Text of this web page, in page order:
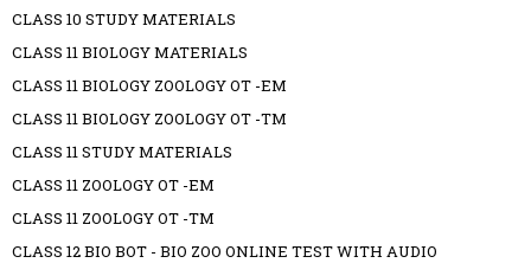
CLASS 10 STUDY MATERIALS
CLASS 11 BIOLOGY MATERIALS
CLASS 11 BIOLOGY ZOOLOGY OT -EM
CLASS 11 BIOLOGY ZOOLOGY OT -TM
CLASS 11 STUDY MATERIALS
CLASS 11 ZOOLOGY OT -EM
CLASS 11 ZOOLOGY OT -TM
CLASS 12 BIO BOT - BIO ZOO ONLINE TEST WITH AUDIO